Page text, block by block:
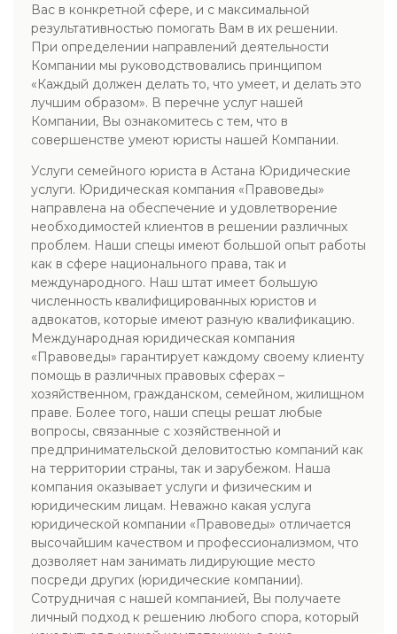
Вас в конкретной сфере, и с максимальной
результативностью помогать Вам в их решении.
При определении направлений деятельности
Компании мы руководствовались принципом
«Каждый должен делать то, что умеет, и делать это
лучшим образом». В перечне услуг нашей
Компании, Вы ознакомитесь с тем, что в
совершенстве умеют юристы нашей Компании.
Услуги семейного юриста в Астана Юридические
услуги. Юридическая компания «Правоведы»
направлена на обеспечение и удовлетворение
необходимостей клиентов в решении различных
проблем. Наши спецы имеют большой опыт работы
как в сфере национального права, так и
международного. Наш штат имеет большую
численность квалифицированных юристов и
адвокатов, которые имеют разную квалификацию.
Международная юридическая компания
«Правоведы» гарантирует каждому своему клиенту
помощь в различных правовых сферах –
хозяйственном, гражданском, семейном, жилищном
праве. Более того, наши спецы решат любые
вопросы, связанные с хозяйственной и
предпринимательской деловитостью компаний как
на территории страны, так и зарубежом. Наша
компания оказывает услуги и физическим и
юридическим лицам. Неважно какая услуга
юридической компании «Правоведы» отличается
высочайшим качеством и профессионализмом, что
дозволяет нам занимать лидирующие место
посреди других (юридические компании).
Сотрудничая с нашей компанией, Вы получаете
личный подход к решению любого спора, который